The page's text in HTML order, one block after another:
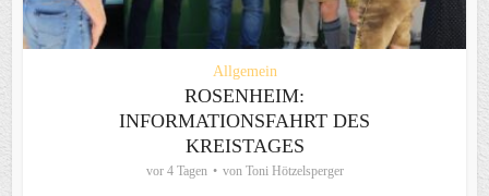
Allgemein
ROSENHEIM:
INFORMATIONSFAHRT DES
KREISTAGES
vor 4 Tagen von Toni Hötzelsperger